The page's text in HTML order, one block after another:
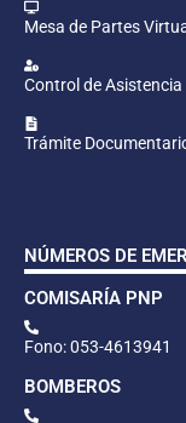
Mesa de Partes
Control de Asistencia
Trámite
NÚMEROS DE
COMISARÍA PNP
Fono: 053-4613941
BOMBEROS